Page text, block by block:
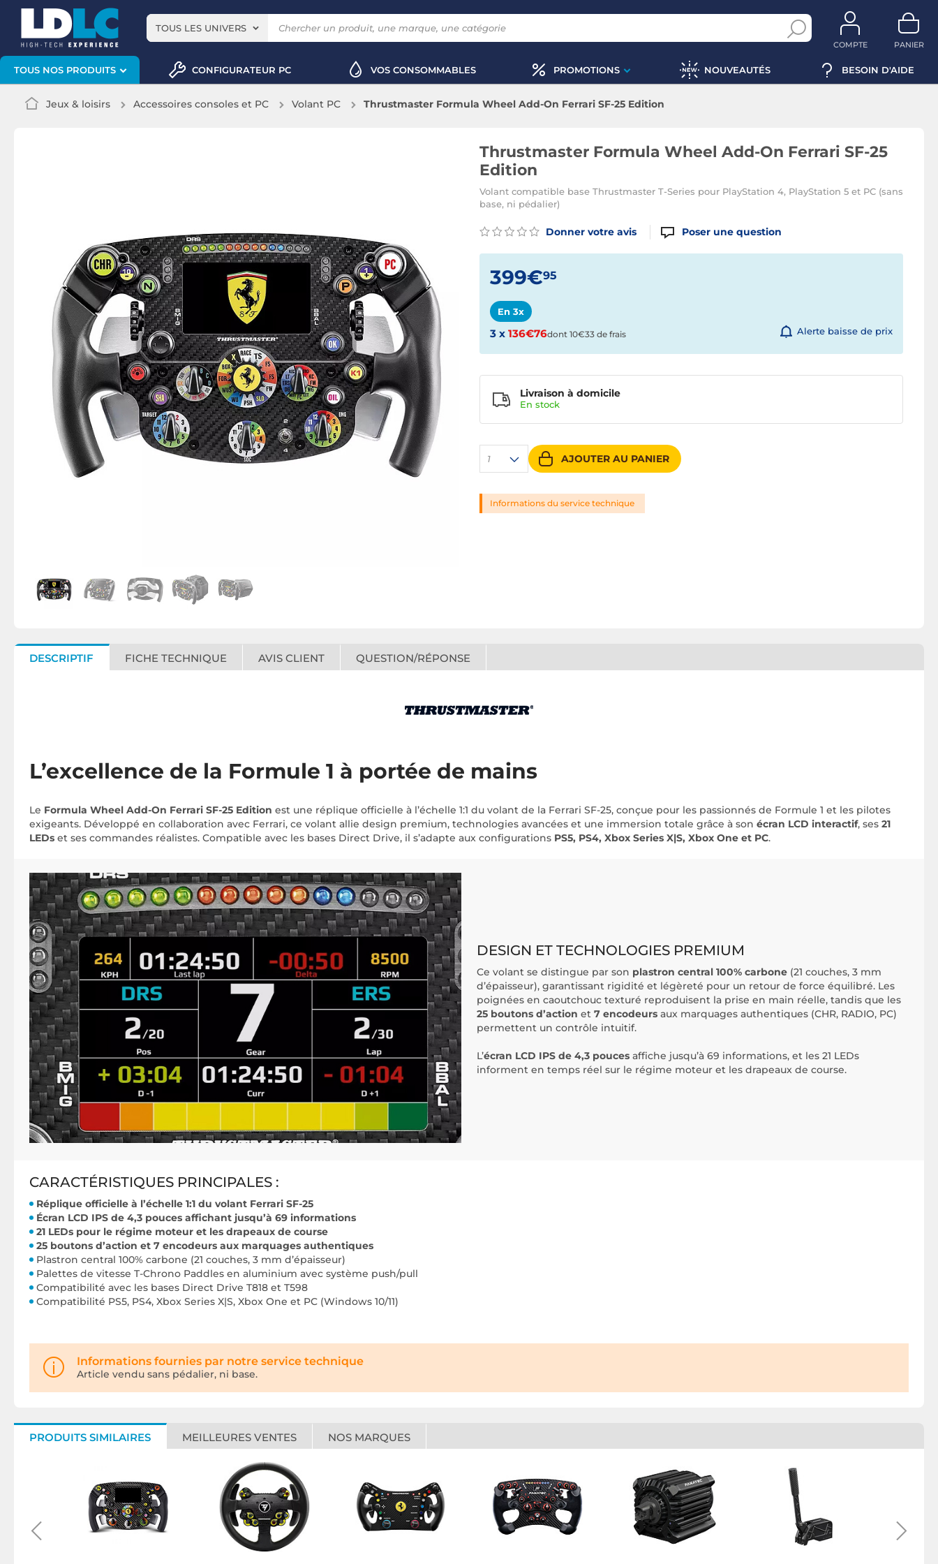
TOUS LES UNIVERS
COMPTE PANIER
TOUS NOS PRODUITS CONFIGURATEUR PC VOS CONSOMMABLES PROMOTIONS NOUVEAUTÉS BESOIN D'AIDE
Jeux & loisirs Accessoires consoles et PC Volant PC Thrustmaster Formula Wheel Add-On Ferrari SF-25 Edition
Thrustmaster Formula Wheel Add-On Ferrari SF-25
Edition
Volant compatible base Thrustmaster T-Series pour PlayStation 4, PlayStation 5 et PC (sans
base, ni pédalier)
Donner votre avis Poser une question
399€95
En 3x
3 x 136€76dont 10€33 de frais Alerte baisse de prix
1 AJOUTER AU PANIER
Livraison à domicile
En stock
Informations du service technique
DESCRIPTIF FICHE TECHNIQUE AVIS CLIENT QUESTION/RÉPONSE
L’excellence de la Formule 1 à portée de mains
Le Formula Wheel Add-On Ferrari SF-25 Edition est une réplique officielle à l’échelle 1:1 du volant de la Ferrari SF-25, conçue pour les passionnés de Formule 1 et les pilotes
exigeants. Développé en collaboration avec Ferrari, ce volant allie design premium, technologies avancées et une immersion totale grâce à son écran LCD interactif, ses 21
LEDs et ses commandes réalistes. Compatible avec les bases Direct Drive, il s’adapte aux configurations PS5, PS4, Xbox Series X|S, Xbox One et PC.
DESIGN ET TECHNOLOGIES PREMIUM
Ce volant se distingue par son plastron central 100% carbone (21 couches, 3 mm
d’épaisseur), garantissant rigidité et légèreté pour un retour de force équilibré. Les
poignées en caoutchouc texturé reproduisent la prise en main réelle, tandis que les
25 boutons d’action et 7 encodeurs aux marquages authentiques (CHR, RADIO, PC)
permettent un contrôle intuitif.
L’écran LCD IPS de 4,3 pouces affiche jusqu’à 69 informations, et les 21 LEDs
informent en temps réel sur le régime moteur et les drapeaux de course.
CARACTÉRISTIQUES PRINCIPALES :
Réplique officielle à l’échelle 1:1 du volant Ferrari SF-25
Écran LCD IPS de 4,3 pouces affichant jusqu’à 69 informations
21 LEDs pour le régime moteur et les drapeaux de course
25 boutons d’action et 7 encodeurs aux marquages authentiques
Plastron central 100% carbone (21 couches, 3 mm d’épaisseur)
Palettes de vitesse T-Chrono Paddles en aluminium avec système push/pull
Compatibilité avec les bases Direct Drive T818 et T598
Compatibilité PS5, PS4, Xbox Series X|S, Xbox One et PC (Windows 10/11)
Informations fournies par notre service technique
Article vendu sans pédalier, ni base.
PRODUITS SIMILAIRES MEILLEURES VENTES NOS MARQUES